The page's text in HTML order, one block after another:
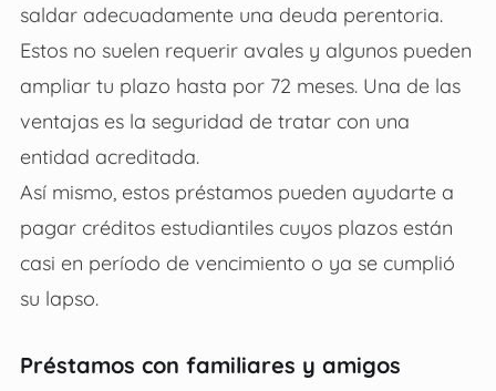
saldar adecuadamente una deuda perentoria.
Estos no suelen requerir avales y algunos pueden
ampliar tu plazo hasta por 72 meses. Una de las
ventajas es la seguridad de tratar con una
entidad acreditada.
Así mismo, estos préstamos pueden ayudarte a
pagar créditos estudiantiles cuyos plazos están
casi en período de vencimiento o ya se cumplió
su lapso.
Préstamos con familiares y amigos